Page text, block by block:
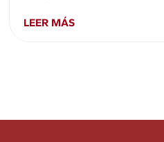
LEER MÁS